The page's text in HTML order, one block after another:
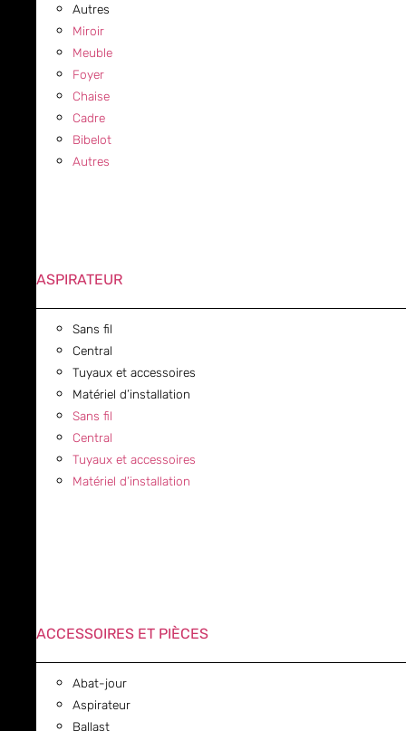
Autres
Miroir
Meuble
Foyer
Chaise
Cadre
Bibelot
Autres
ASPIRATEUR
Sans fil
Central
Tuyaux et accessoires
Matériel d’installation
Sans fil
Central
Tuyaux et accessoires
Matériel d’installation
ACCESSOIRES ET PIÈCES
Abat-jour
Aspirateur
Ballast